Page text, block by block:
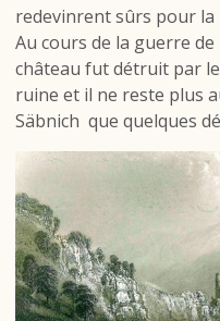
redevinrent sûrs pour la
Au cours de la guerre
château fut détruit par
ruine et il ne reste plus
Säbnich que quelques